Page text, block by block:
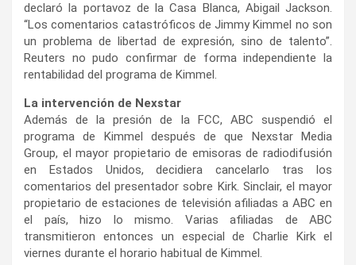
declaró la portavoz de la Casa Blanca, Abigail Jackson.
“Los comentarios catastróficos de Jimmy Kimmel no son
un problema de libertad de expresión, sino de talento”.
Reuters no pudo confirmar de forma independiente la
rentabilidad del programa de Kimmel.
La intervención de Nexstar
Además de la presión de la FCC, ABC suspendió el
programa de Kimmel después de que Nexstar Media
Group, el mayor propietario de emisoras de radiodifusión
en Estados Unidos, decidiera cancelarlo tras los
comentarios del presentador sobre Kirk. Sinclair, el mayor
propietario de estaciones de televisión afiliadas a ABC en
el país, hizo lo mismo. Varias afiliadas de ABC
transmitieron entonces un especial de Charlie Kirk el
viernes durante el horario habitual de Kimmel.